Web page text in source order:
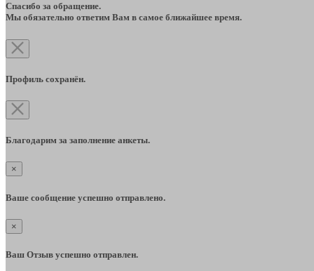
Спасибо за обращение.
Мы обязательно ответим Вам в самое ближайшее время.
Профиль сохранён.
Благодарим за заполнение анкеты.
×
Ваше сообщение успешно отправлено.
×
Ваш Отзыв успешно отправлен.